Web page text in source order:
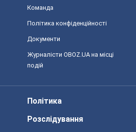
Команда
Політика конфіденційності
Документи
Журналісти OBOZ.UA на місці
подій
Політика
Розслідування